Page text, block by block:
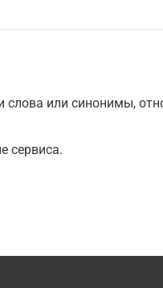
или синонимы,
сервиса.